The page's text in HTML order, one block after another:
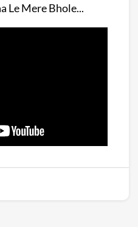
Le Mere Bhole...